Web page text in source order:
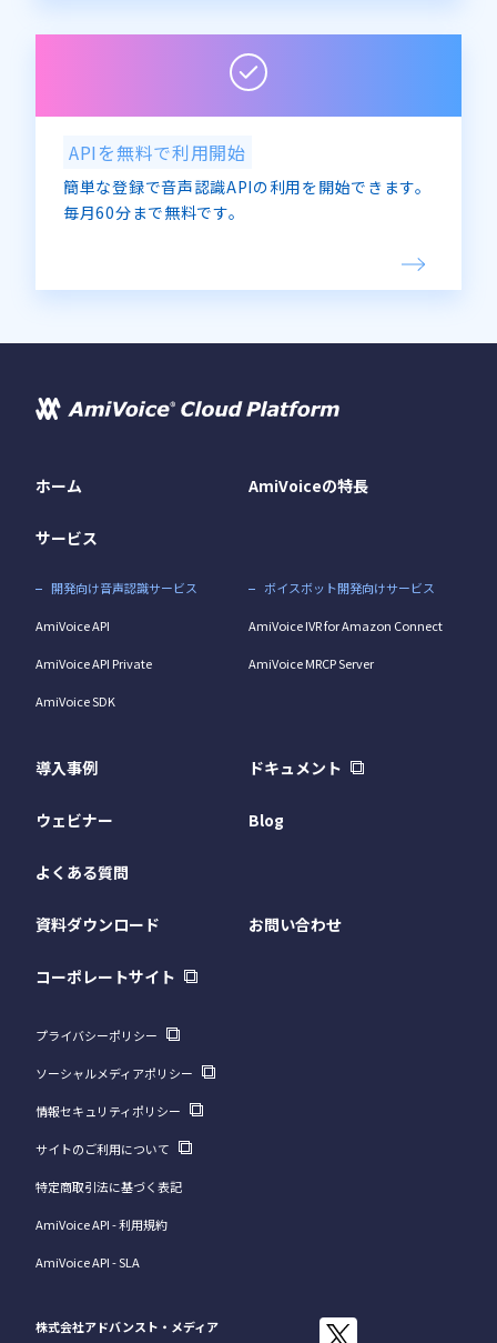
APIを無料で利用開始
簡単な登録で音声認識APIの利用を開始できます。
毎月60分まで無料です。
ホーム AmiVoiceの特長
サービス
開発向け音声認識サービス
AmiVoice API
AmiVoice API Private
AmiVoice SDK
ボイスボット開発向けサービス
AmiVoice IVR for Amazon Connect
AmiVoice MRCP Server
導入事例 ドキュメント
ウェビナー Blog
よくある質問
資料ダウンロード お問い合わせ
コーポレートサイト
プライバシーポリシー
ソーシャルメディアポリシー
情報セキュリティポリシー
サイトのご利用について
特定商取引法に基づく表記
AmiVoice API - 利用規約
AmiVoice API - SLA
株式会社アドバンスト・メディア